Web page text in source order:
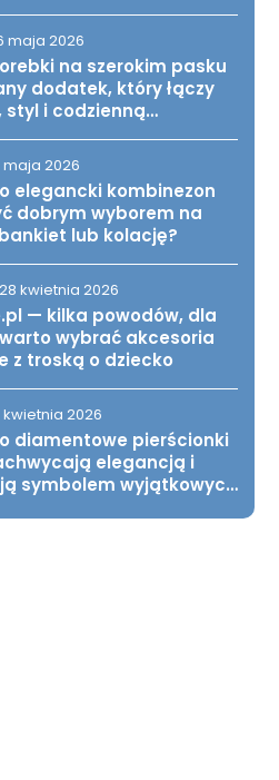
maja 2026
na szerokim pasku
dodatek, który łączy
styl i codzienną
maja 2026
elegancki kombinezon
dobrym wyborem na
lub kolację?
28 kwietnia 2026
— kilka powodów, dla
wybrać akcesoria
z troską o dziecko
kwietnia 2026
diamentowe pierścionki
elegancją i
symbolem wyjątkowych